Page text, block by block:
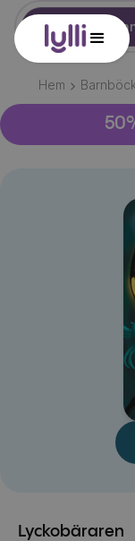
Starta
Hem
Lyckobäraren